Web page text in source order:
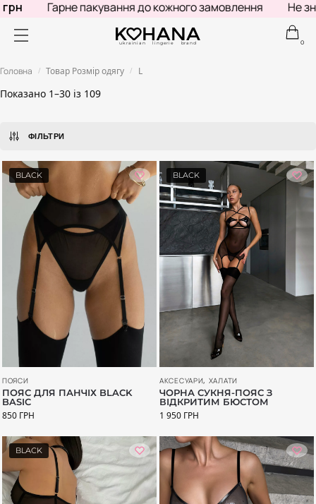
Гарне пакування до кожного замовлення Не знаєш, що
ukrainian lingerie brand 0
Головна / Товар Розмір одягу / L
Показано 1–30 із 109
ФІЛЬТРИ
BLACK
ПОЯСИ
ПОЯС ДЛЯ ПАНЧІХ BLACK
BASIC
850 ГРН
BLACK
АКСЕСУАРИ, ХАЛАТИ
ЧОРНА СУКНЯ-ПОЯС З
ВІДКРИТИМ БЮСТОМ
1 950 ГРН
BLACK